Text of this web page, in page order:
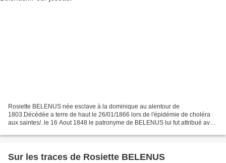
Rosiette BELENUS née esclave à la dominique au alentour de
1803.Décédée a terre de haut le 26/01/1866 lors de l'épidémie de choléra
aux saintes/. le 16 Aout 1848 le patronyme de BELENUS lui fut attribué avec
Sur les traces de Rosiette BELENUS